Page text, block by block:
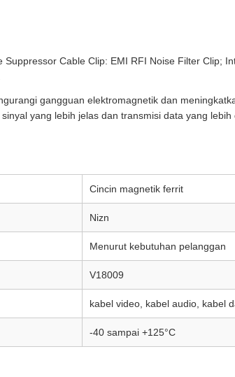
Suppressor Cable Clip: EMI RFI Noise Filter Clip;
gangguan elektromagnetik dan
yang lebih jelas dan transmisi data yang lebih
Cincin magnetik ferrit
Nizn
Menurut kebutuhan pelanggan
V18009
kabel video, kabel audio, kabel
-40 sampai +125°C